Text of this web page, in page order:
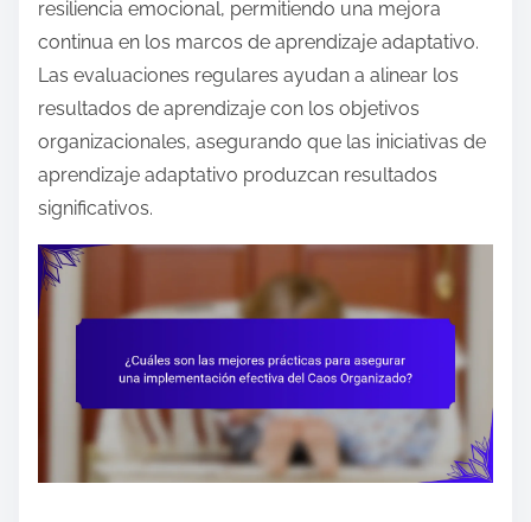
resiliencia emocional, permitiendo una mejora
continua en los marcos de aprendizaje adaptativo.
Las evaluaciones regulares ayudan a alinear los
resultados de aprendizaje con los objetivos
organizacionales, asegurando que las iniciativas de
aprendizaje adaptativo produzcan resultados
significativos.